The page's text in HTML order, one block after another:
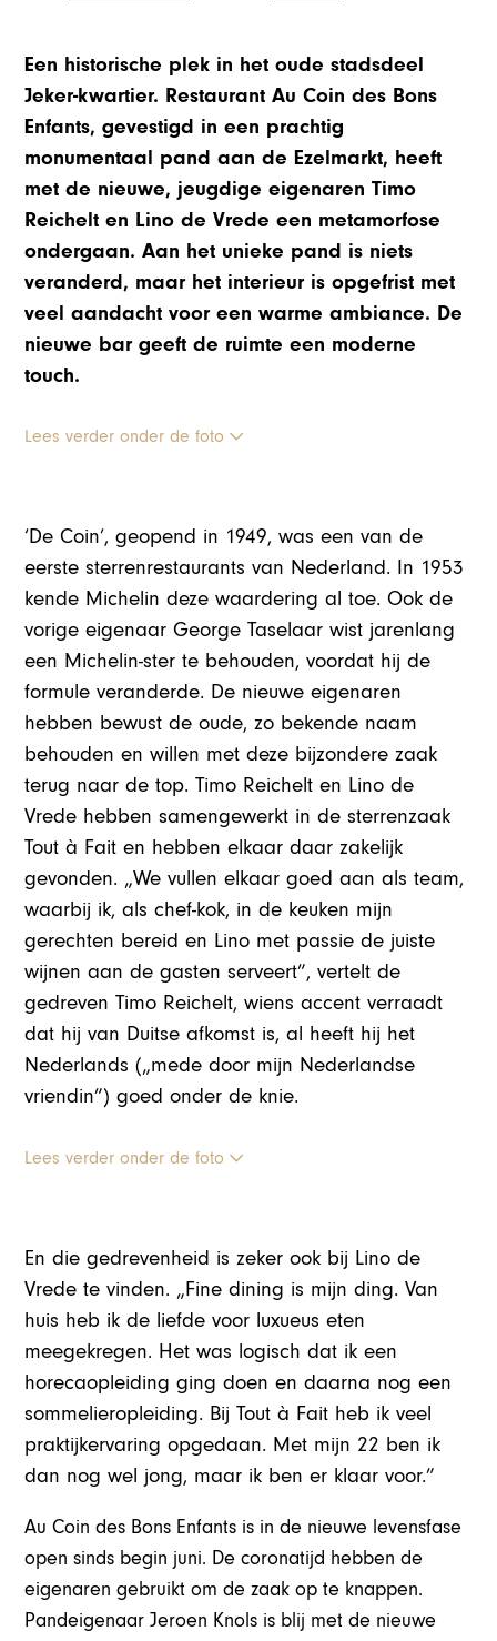
Een historische plek in het oude stadsdeel
Jeker-kwartier. Restaurant Au Coin des Bons
Enfants, gevestigd in een prachtig
monumentaal pand aan de Ezelmarkt, heeft
met de nieuwe, jeugdige eigenaren Timo
Reichelt en Lino de Vrede een metamorfose
ondergaan. Aan het unieke pand is niets
veranderd, maar het interieur is opgefrist met
veel aandacht voor een warme ambiance. De
nieuwe bar geeft de ruimte een moderne
touch.
Lees verder onder de foto
‘De Coin’, geopend in 1949, was een van de
eerste sterrenrestaurants van Nederland. In 1953
kende Michelin deze waardering al toe. Ook de
vorige eigenaar George Taselaar wist jarenlang
een Michelin-ster te behouden, voordat hij de
formule veranderde. De nieuwe eigenaren
hebben bewust de oude, zo bekende naam
behouden en willen met deze bijzondere zaak
terug naar de top. Timo Reichelt en Lino de
Vrede hebben samengewerkt in de sterrenzaak
Tout à Fait en hebben elkaar daar zakelijk
gevonden. „We vullen elkaar goed aan als team,
waarbij ik, als chef-kok, in de keuken mijn
gerechten bereid en Lino met passie de juiste
wijnen aan de gasten serveert”, vertelt de
gedreven Timo Reichelt, wiens accent verraadt
dat hij van Duitse afkomst is, al heeft hij het
Nederlands („mede door mijn Nederlandse
vriendin”) goed onder de knie.
Lees verder onder de foto
En die gedrevenheid is zeker ook bij Lino de
Vrede te vinden. „Fine dining is mijn ding. Van
huis heb ik de liefde voor luxueus eten
meegekregen. Het was logisch dat ik een
horecaopleiding ging doen en daarna nog een
sommelieropleiding. Bij Tout à Fait heb ik veel
praktijkervaring opgedaan. Met mijn 22 ben ik
dan nog wel jong, maar ik ben er klaar voor.”
Au Coin des Bons Enfants is in de nieuwe levensfase
open sinds begin juni. De coronatijd hebben de
eigenaren gebruikt om de zaak op te knappen.
Pandeigenaar Jeroen Knols is blij met de nieuwe